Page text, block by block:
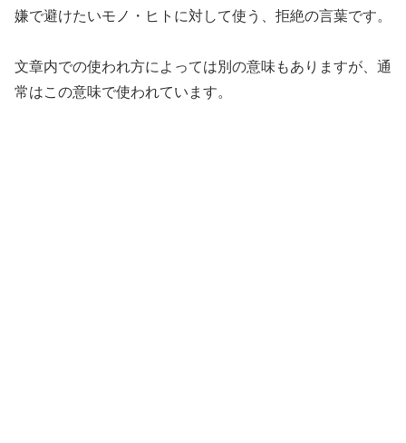
嫌で避けたいモノ・ヒトに対して使う、拒絶の言葉です。
文章内での使われ方によっては別の意味もありますが、通
常はこの意味で使われています。